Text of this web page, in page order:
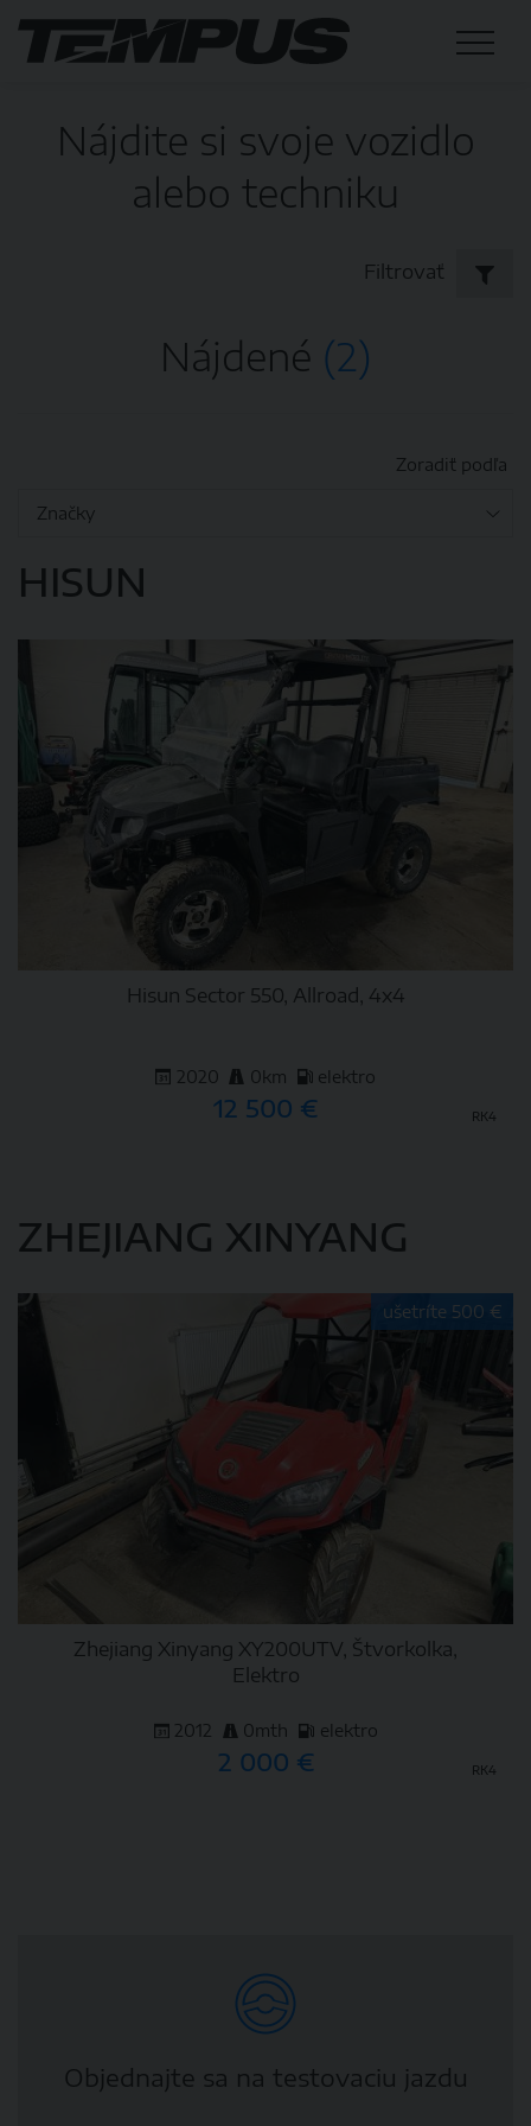
Nájdite si svoje vozidlo
alebo techniku
Filtrovať
Nájdené (2)
Zoradiť podľa
HISUN
Hisun Sector 550, Allroad, 4x4
2020 0km elektro
12 500 € RK4
DETAIL
ZHEJIANG XINYANG
ušetríte 500 €
Zhejiang Xinyang XY200UTV, Štvorkolka,
Elektro
2012 0mth elektro
2 000 € RK4
Objednajte sa na testovaciu jazdu